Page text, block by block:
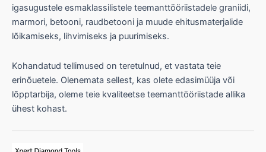
igasugustele esmaklassilistele teemanttööriistadele graniidi,
marmori, betooni, raudbetooni ja muude ehitusmaterjalide
lõikamiseks, lihvimiseks ja puurimiseks.
Kohandatud tellimused on teretulnud, et vastata teie
erinõuetele. Olenemata sellest, kas olete edasimüüja või
lõpptarbija, oleme teie kvaliteetse teemanttööriistade allika
ühest kohast.